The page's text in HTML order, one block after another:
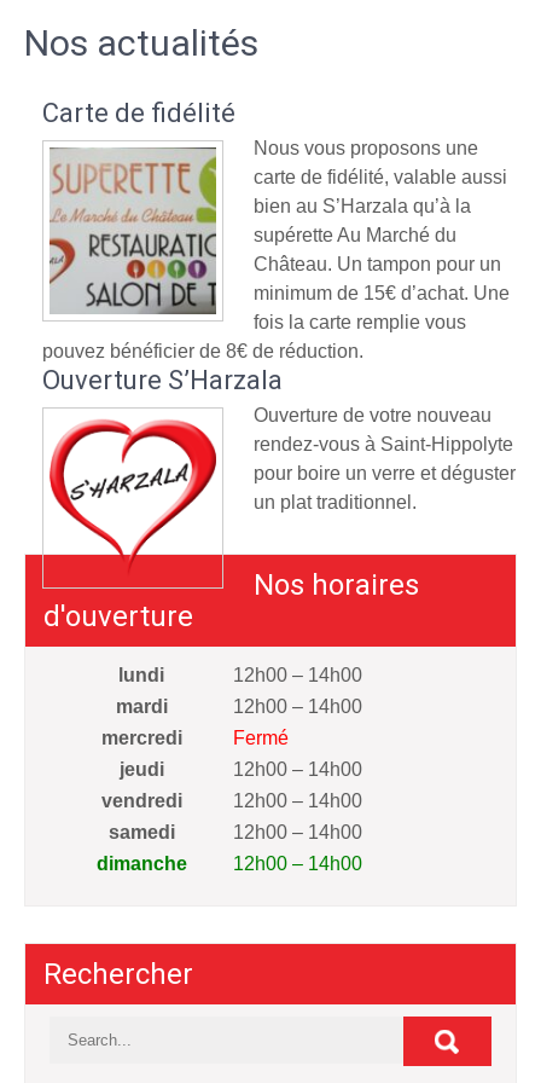
Nos actualités
Carte de fidélité
Nous vous proposons une
carte de fidélité, valable aussi
bien au S’Harzala qu’à la
supérette Au Marché du
Château. Un tampon pour un
minimum de 15€ d’achat. Une
fois la carte remplie vous
pouvez bénéficier de 8€ de réduction.
Ouverture S’Harzala
Ouverture de votre nouveau
rendez-vous à Saint-Hippolyte
pour boire un verre et déguster
un plat traditionnel.
Nos horaires
d'ouverture
lundi
12h00 – 14h00
mardi
12h00 – 14h00
mercredi
Fermé
jeudi
12h00 – 14h00
vendredi
12h00 – 14h00
samedi
12h00 – 14h00
dimanche
12h00 – 14h00
Rechercher